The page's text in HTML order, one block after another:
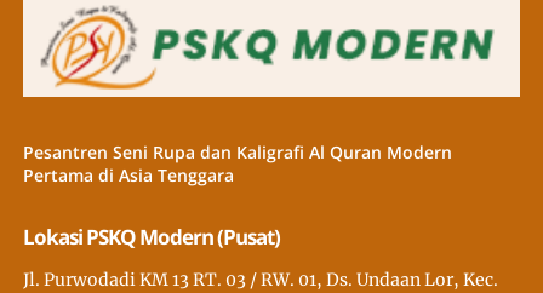
Pesantren Seni Rupa dan Kaligrafi Al Quran Modern
Pertama di Asia Tenggara
Lokasi PSKQ Modern (Pusat)
Jl. Purwodadi KM 13 RT. 03 / RW. 01, Ds. Undaan Lor, Kec.